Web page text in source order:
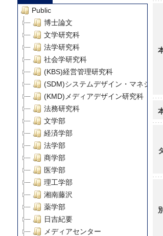
Public
博士論文
文学研究科
法学研究科
社会学研究科
(KBS)経営管理研究科
(SDM)システムデザイン・マネジメ
(KMD)メディアデザイン研究科
法務研究科
文学部
経済学部
法学部
商学部
医学部
理工学部
湘南藤沢
薬学部
日吉紀要
メディアセンター